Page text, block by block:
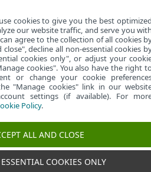
cookies to give you the best
our website traffic, and serve you
agree to the collection of all cookies
close", decline all non-essential cookies
cookies only", or adjust your
cookies". You also have the right
or change your cookie
"Manage cookies" link in our
settings (if available). For
Policy.
ALL AND CLOSE
COOKIES ONLY